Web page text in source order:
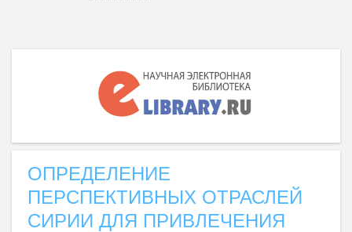
ОПРЕДЕЛЕНИЕ
ПЕРСПЕКТИВНЫХ ОТРАСЛЕЙ
СИРИИ ДЛЯ ПРИВЛЕЧЕНИЯ